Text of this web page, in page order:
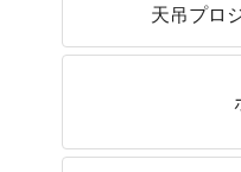
天吊プロ